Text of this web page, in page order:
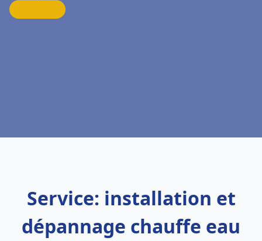
Service: installation et
dépannage chauffe eau